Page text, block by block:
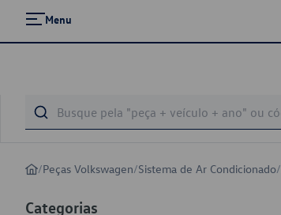
Menu
/Peças Volkswagen/Sistema de Ar Condicionado/
Categorias